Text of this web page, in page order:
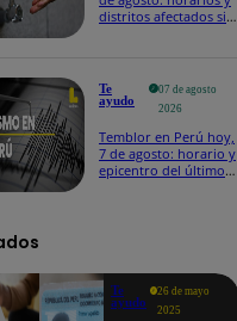
distritos afectados sin
Te
ayudo
07 de agosto
2026
Temblor en Perú hoy,
7 de agosto: horario y
epicentro del último
Te
ayudo
26 de mayo
2025